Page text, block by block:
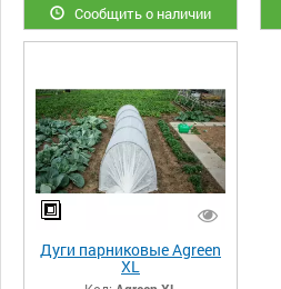
Сообщить о наличии
Дуги парниковые Agreen
XL